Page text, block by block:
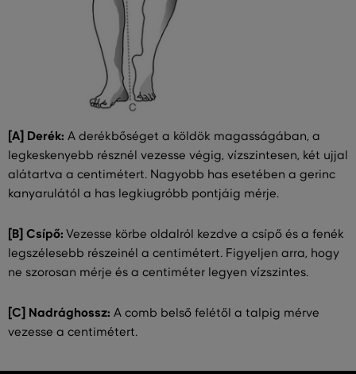
[A] Derék: A derékbőséget a köldök magasságában, a
legkeskenyebb résznél vezesse végig, vízszintesen, két ujjal
alátartva a centimétert. Nagyobb has esetében a gerinc
kanyarulától a has legkiugróbb pontjáig mérje.
[B] Csípő: Vezesse körbe oldalról kezdve a csípő és a fenék
legszélesebb részeinél a centimétert. Figyeljen arra, hogy
ne szorosan mérje és a centiméter legyen vízszintes.
[C] Nadrághossz: A comb belső felétől a talpig mérve
vezesse a centimétert.